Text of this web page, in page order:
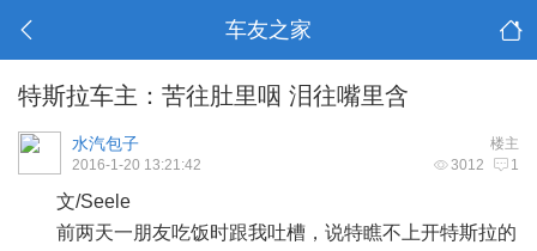
车友之家
特斯拉车主：苦往肚里咽 泪往嘴里含
楼主
水汽包子
3012 1
2016-1-20 13:21:42
文/Seele
前两天一朋友吃饭时跟我吐槽，说特瞧不上开特斯拉的